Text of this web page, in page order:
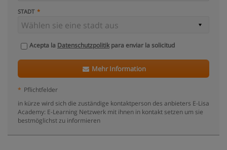
STADT
Acepta la Datenschutzpolitikpara enviar la solicitud
Mehr Information
* Pflichtfelder
in kürze wird sich die zuständige kontaktperson des anbieters E-Lisa
Academy: E-Learning Netzwerk mit ihnen in kontakt setzen um sie
bestmöglichst zu informieren